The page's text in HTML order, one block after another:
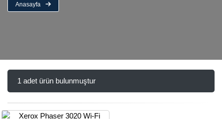
Anasayfa
1 adet ürün bulunmuştur